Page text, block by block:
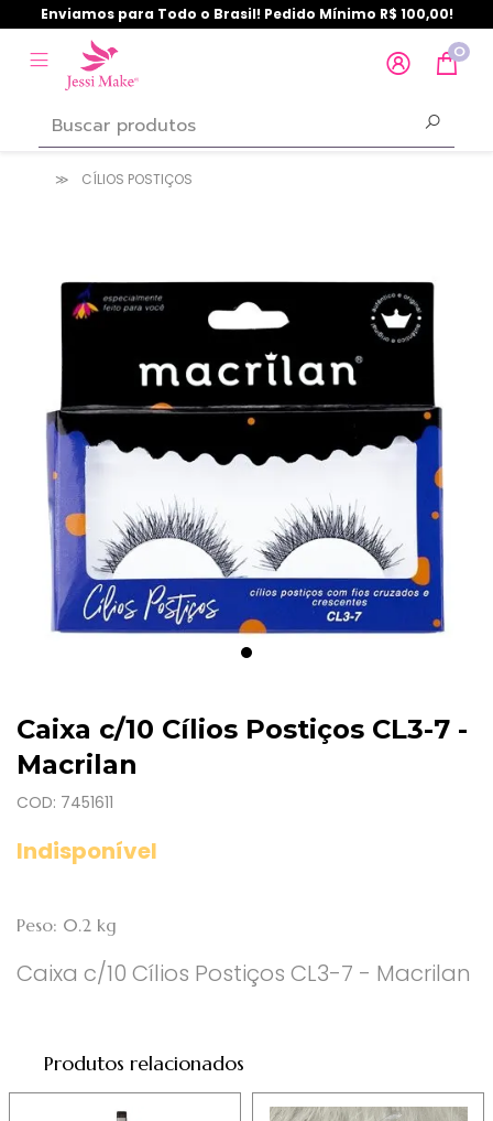
Enviamos para Todo o Brasil! Pedido Mínimo R$ 100,00!
0
CÍLIOS POSTIÇOS
Caixa c/10 Cílios Postiços CL3-7 -
Macrilan
COD: 7451611
Indisponível
Peso: 0.2 kg
Caixa c/10 Cílios Postiços CL3-7 - Macrilan
Produtos relacionados